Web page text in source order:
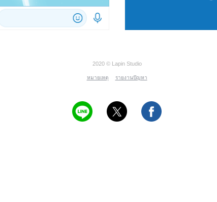
2020 © Lapin Studio
หมายเหตุ รายงานปัญหา